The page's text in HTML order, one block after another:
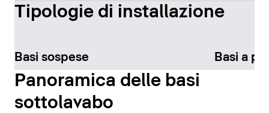
Tipologie di installazione
Basi sospese Basi a
Panoramica delle basi
sottolavabo